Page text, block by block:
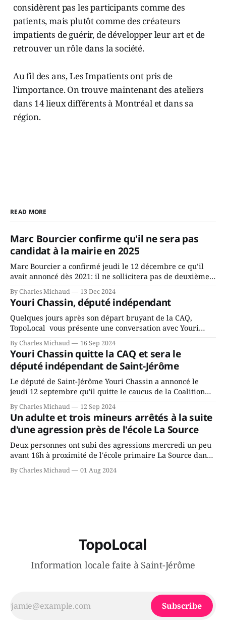
considèrent pas les participants comme des
patients, mais plutôt comme des créateurs
impatients de guérir, de développer leur art et de
retrouver un rôle dans la société.
Au fil des ans, Les Impatients ont pris de
l'importance. On trouve maintenant des ateliers
dans 14 lieux différents à Montréal et dans sa
région.
READ MORE
Marc Bourcier confirme qu'il ne sera pas
candidat à la mairie en 2025
Marc Bourcier a confirmé jeudi le 12 décembre ce qu’il
avait annoncé dès 2021: il ne sollicitera pas de deuxième
fait l’annonce en s’adressant aux employés de la ville,
rassemblés en soirée pour leur traditionnel souper
By Charles Michaud 13 Dec 2024
Youri Chassin, député indépendant
Quelques jours après son départ bruyant de la CAQ,
TopoLocal vous présente une conversation avec Youri
depuis longtemps? Sera-t-il candidat indépendant dans 2
ans? Joindrait-il un autre parti, par exemple les
conservateurs d’Éric Duhaime? Que lui
By Charles Michaud 16 Sep 2024
Youri Chassin quitte la CAQ et sera le
député indépendant de Saint-Jérôme
Le député de Saint-Jérôme Youri Chassin a annoncé le
jeudi 12 septembre qu'il quitte le caucus de la Coalition
gouvernement de la CAQ, surtout de son incapacité, qu'il
juge chronique, à offrir des
By Charles Michaud 12 Sep 2024
Un adulte et trois mineurs arrêtés à la suite
d'une agression près de l'école La Source
Deux personnes ont subi des agressions mercredi un peu
avant 16h à proximité de l'école primaire La Source dans
victimes aurait été écrasée sous un véhicule et aspergée
By Charles Michaud 01 Aug 2024
TopoLocal
Information locale faite à Saint-Jérôme
Subscribe